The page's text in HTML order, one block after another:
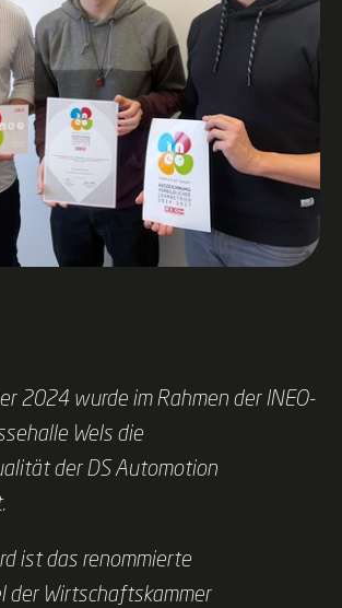
2024 wurde im Rahmen der INEO-
Wels die
der DS Automotion
ist das renommierte
der Wirtschaftskammer